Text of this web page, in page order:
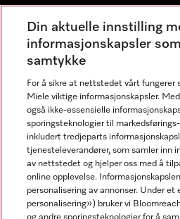
Miele Experience Center Nesbru
Miele Outlet Nesbru
Nyhetsbrev
Din aktuelle innstilling
informasjonskapsler
samtykke
For å sikre at nettstedet vårt fungerer
Miele viktige informasjonskapsler.
også ikke-essensielle
sporingsteknologier til
inkludert tredjeparts
tjenesteleverandører, som samler inn
av nettstedet og hjelper oss med å
online opplevelse.
personalisering av annonser. Under et
personalisering») bruker vi